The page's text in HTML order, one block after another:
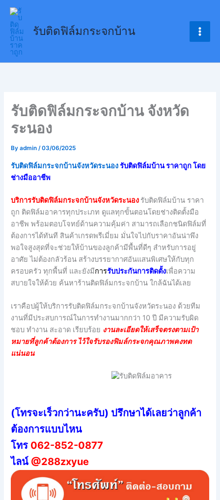
Skip
content
รับติดฟิล์มกระจกบ้าน
รับติดฟิล์มกระจกบ้าน จังหวัด
ระนอง
Byadmin/03/06/2025
รับติดฟิล์มกระจกบ้านจังหวัดระนองรับติดฟิล์มบ้าน ราคาถูก โดย
ช่างมืออาชีพ
บริการรับติดฟิล์มกระจกบ้านจังหวัดระนอง รับติดฟิล์มบ้าน ราคา
ถูก ติดฟิล์มอาคารทุกประเภท ดูแลทุกขั้นตอนโดยช่างติดตั้งมือ
อาชีพ พร้อมตอบโจทย์ด้านความคุ้มค่า สามารถเลือกชนิดฟิล์มที่
ต้องการได้ทันที สินค้าเกรดพรีเมี่ยม มั่นใจไปกับราคาอันน่าพึง
พอใจสูงสุดที่จะช่วยให้บ้านของลูกค้ามีพื้นที่ดีๆ สำหรับการอยู่
อาศัย ไม่ต้องกลัวร้อน สร้างบรรยากาศอันแสนพิเศษให้กับทุก
ครอบครัว ทุกพื้นที่ และยังมีการรับประกันการติดตั้งเพื่อความ
สบายใจให้ด้วย ค้นหาร้านติดฟิล์มกระจกบ้าน ใกล้ฉันได้เลย
เราคือปผู้ให้บริการรับติดฟิล์มกระจกบ้านจังหวัดระนอง ด้วยทีม
งานที่มีประสบการณ์ในการทำงานมากกว่า 10 ปี มีความรับผิด
ชอบ ทำงาน สะอาด เรียบร้อย งานละเอียดให้เสร็จตรงตามเป้า
หมายที่ลูกค้าต้องการ ไว้ใจรับรองฟิมล์กระจกคุณภาพคงทด
แน่นอน
(โทรจะเร็วกว่านะครับ) ปรึกษาได้เลยว่าลูกค้า
ต้องการแบบไหน
โทร 062-852-0877
ไลน์ @288zxyue